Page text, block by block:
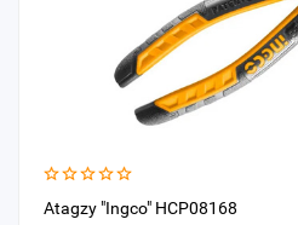
Atagzy "Ingсo" HCP08168